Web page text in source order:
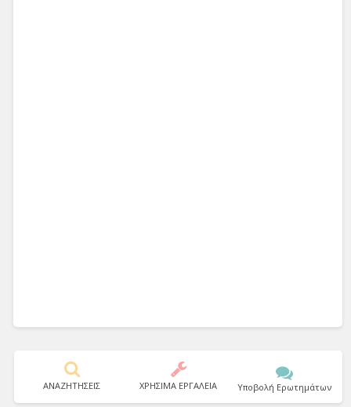
ΑΝΑΖΗΤΗΣΕΙΣ ΧΡΗΣΙΜΑ ΕΡΓΑΛΕΙΑ Υποβολή Ερωτημάτων